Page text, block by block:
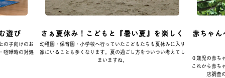
遊び
の子向けのお
喧嘩時の対処
さぁ夏休み！こどもと『暑い夏』を楽しく
幼稚園・保育園・小学校へ行っていたこどもたちも夏休みに入り
家にいることも多くなります。夏の過ごし方をついつい考えてし
まいますね。
赤ちゃ
０歳児の赤ち
これから赤ち
店調査